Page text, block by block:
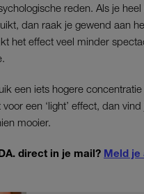
reden. Als je
dan raak je gewend aan
het effect veel minder
een iets hogere
een ‘light’ effect, dan vind
mooier.
direct in je mail? Meld je